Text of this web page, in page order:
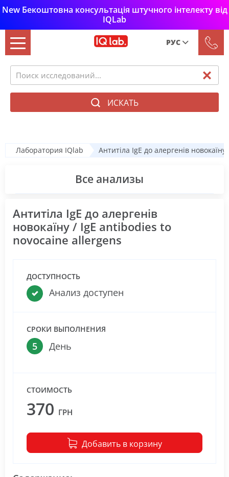
New Бекоштовна консультація штучного інтелекту від
IQLab
РУС
Укр
ИСКАТЬ
Лаборатория IQlab Антитіла IgE до алергенів
Все анализы
Антитіла IgE до алергенів
новокаїну / IgE antibodies to
novocaine allergens
ДОСТУПНОСТЬ
Анализ доступен
СРОКИ ВЫПОЛНЕНИЯ
5 День
СТОИМОСТЬ
370 ГРН
Добавить в корзину